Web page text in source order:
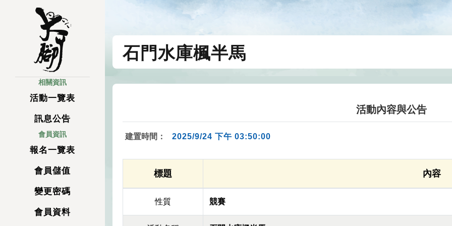
相關資訊
活動一覽表
訊息公告
會員資訊
報名一覽表
會員儲值
變更密碼
會員資料
石門水庫楓半馬
活動內容與公告
建置時間： 2025/9/24 下午 03:50:00
標題 內容
性質 競賽